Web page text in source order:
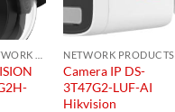
NETWORK PRODUCTS
Camera IP DS-
3T47G2-LUF-AI
Hikvision